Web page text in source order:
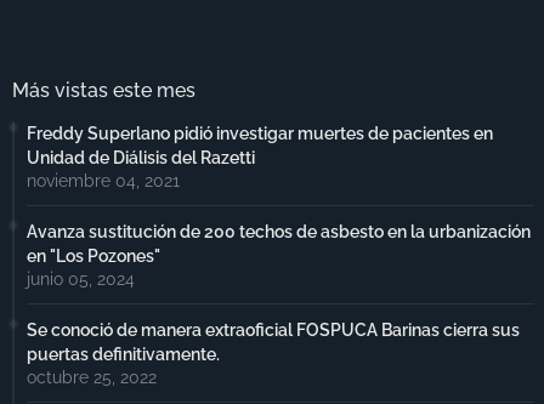
Más vistas este mes
Freddy Superlano pidió investigar muertes de pacientes en
Unidad de Diálisis del Razetti
noviembre 04, 2021
Avanza sustitución de 200 techos de asbesto en la urbanización
en "Los Pozones"
junio 05, 2024
Se conoció de manera extraoficial FOSPUCA Barinas cierra sus
puertas definitivamente.
octubre 25, 2022